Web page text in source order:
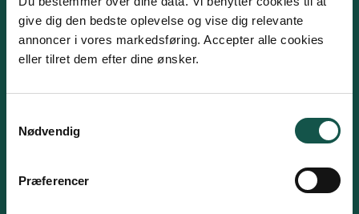
give dig den bedste oplevelse og vise dig relevante
annoncer i vores markedsføring. Accepter alle cookies
eller tilret dem efter dine ønsker.
Nødvendig
Præferencer